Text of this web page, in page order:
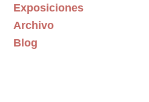
Exposiciones
Archivo
Blog